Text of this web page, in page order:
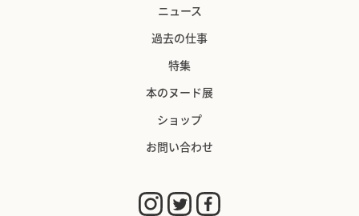
ニュース
過去の仕事
特集
本のヌード展
ショップ
お問い合わせ